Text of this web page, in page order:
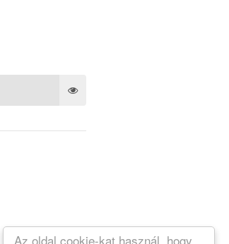
Az oldal cookie-kat használ, hogy